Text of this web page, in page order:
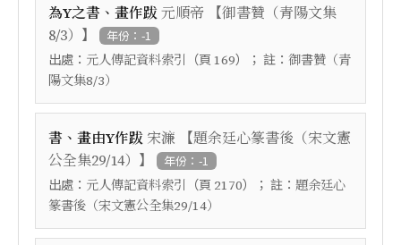
為Y之書、畫作跋元順帝 【御書贊（青陽文集
8/3） 】 年份：-1
出處： 元人傳記資料索引 （頁 169）； 註： 御書贊（青
陽文集8/3）
書、畫由Y作跋 宋濂 【題余廷心篆書後（宋文憲
公全集29/14） 】 年份：-1
出處： 元人傳記資料索引 （頁 2170）； 註： 題余廷心
篆書後（宋文憲公全集29/14）